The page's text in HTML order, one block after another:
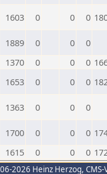
1603 0 0 0
1889 0 0
0
1370 0 0 0
1653 0 0 0
1363 0 0 0
1700 0 0 0
1615 0 0 0
2026 Heinz Herzog,